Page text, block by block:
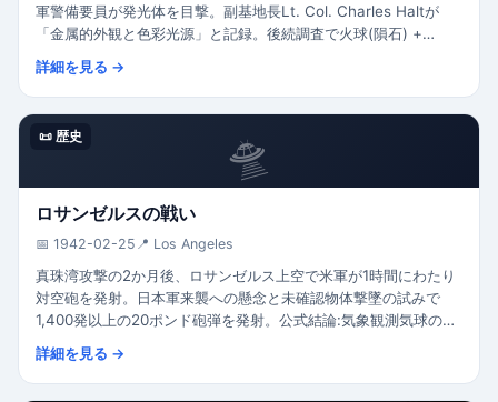
軍警備要員が発光体を目撃。副基地長Lt. Col. Charles Haltが
「金属的外観と色彩光源」と記録。後続調査で火球(隕石) +
Orfordness灯台 + シリウス星の合成効果と結論。「着陸痕」は
ウサギの巣穴と判明。「英国のロズウェル」として有名。
詳細を見る →
🛸
📜 歴史
ロサンゼルスの戦い
📅 1942-02-25 📍 Los Angeles
真珠湾攻撃の2か月後、ロサンゼルス上空で米軍が1時間にわたり
対空砲を発射。日本軍来襲への懸念と未確認物体撃墜の試みで
1,400発以上の20ポンド砲弾を発射。公式結論:気象観測気球の誤
認。米本土で軍が未確認飛行物体に武力対応した最初の事例。
詳細を見る →